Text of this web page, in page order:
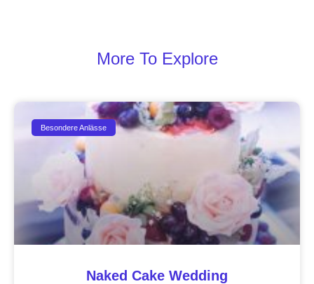
More To Explore
Besondere Anlässe
Naked Cake Wedding